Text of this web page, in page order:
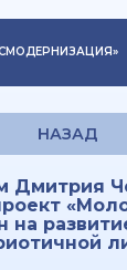
»
НАЗАД
Дмитрия
на